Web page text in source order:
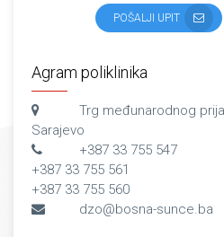
POŠALJI UPIT
Agram poliklinika
Trg međunarodnog
Sarajevo
+387 33 755 547
+387 33 755 561
+387 33 755 560
dzo@bosna-sunce.ba